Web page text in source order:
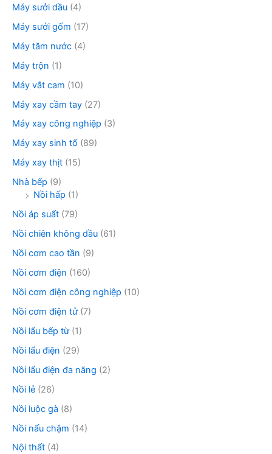
Máy sưởi dầu (4)
Máy sưởi gốm (17)
Máy tăm nước (4)
Máy trộn (1)
Máy vắt cam (10)
Máy xay cầm tay (27)
Máy xay công nghiệp (3)
Máy xay sinh tố (89)
Máy xay thịt (15)
Nhà bếp (9)
Nồi hấp (1)
Nồi áp suất (79)
Nồi chiên không dầu (61)
Nồi cơm cao tần (9)
Nồi cơm điện (160)
Nồi cơm điện công nghiệp (10)
Nồi cơm điện tử (7)
Nồi lẩu bếp từ (1)
Nồi lẩu điện (29)
Nồi lẩu điện đa năng (2)
Nồi lẻ (26)
Nồi luộc gà (8)
Nồi nấu chậm (14)
Nội thất (4)